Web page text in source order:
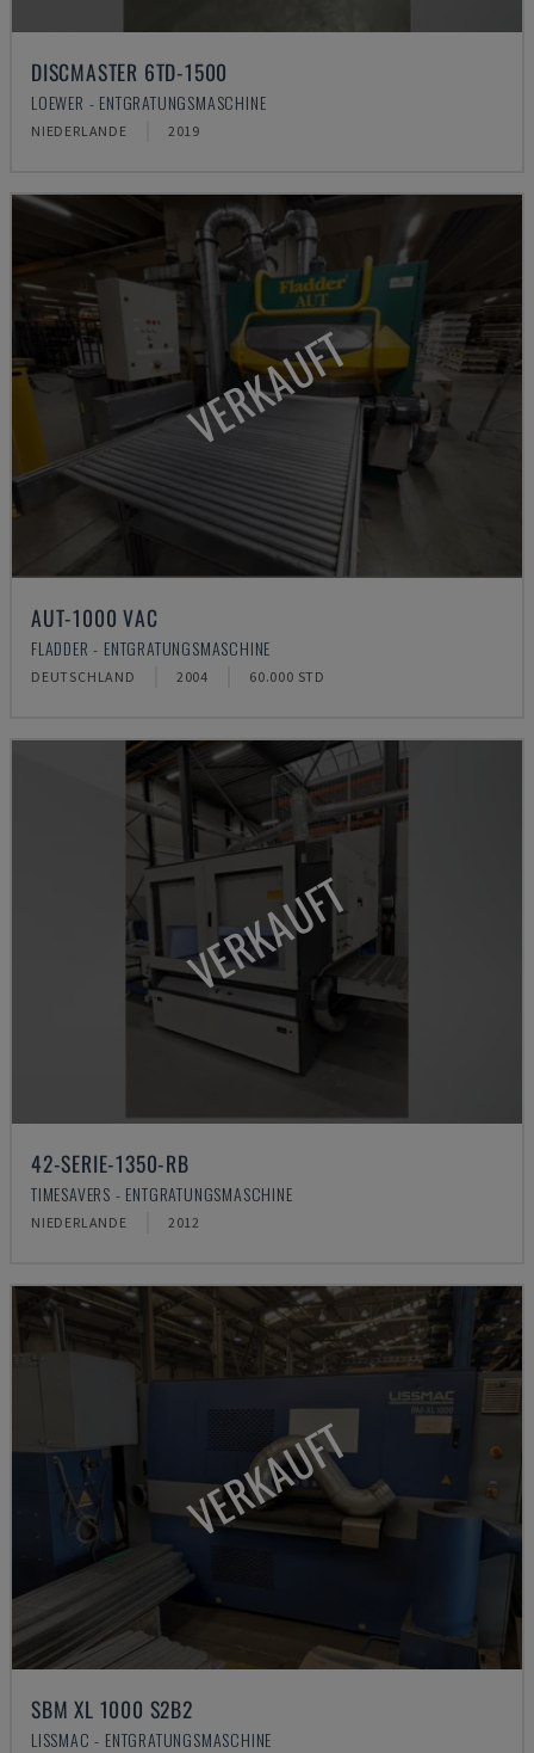
DISCMASTER 6TD-1500
LOEWER - ENTGRATUNGSMASCHINE
NIEDERLANDE 2019
VERKAUFT
AUT-1000 VAC
FLADDER - ENTGRATUNGSMASCHINE
DEUTSCHLAND 2004 60.000 STD
VERKAUFT
42-SERIE-1350-RB
TIMESAVERS - ENTGRATUNGSMASCHINE
NIEDERLANDE 2012
VERKAUFT
SBM XL 1000 S2B2
LISSMAC - ENTGRATUNGSMASCHINE